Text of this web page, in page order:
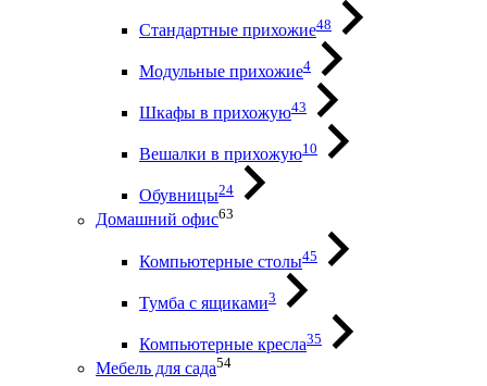
Стандартные прихожие48
Модульные прихожие4
Шкафы в прихожую43
Вешалки в прихожую10
Обувницы24
Домашний офис63
Компьютерные столы45
Тумба с ящиками3
Компьютерные кресла35
Мебель для сада54